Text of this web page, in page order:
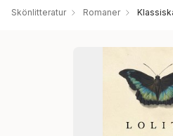
Skönlitteratur Romaner